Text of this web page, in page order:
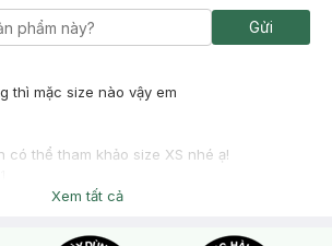
Gửi
thì mặc size nào vậy em
có thể tham khảo size XS nhé ạ!
Xem tất cả